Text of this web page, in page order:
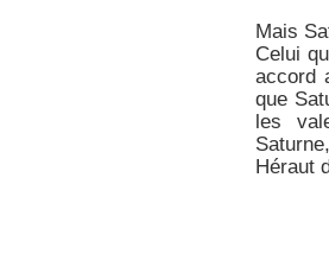
Mais
Celui
accord
que
les
Héraut